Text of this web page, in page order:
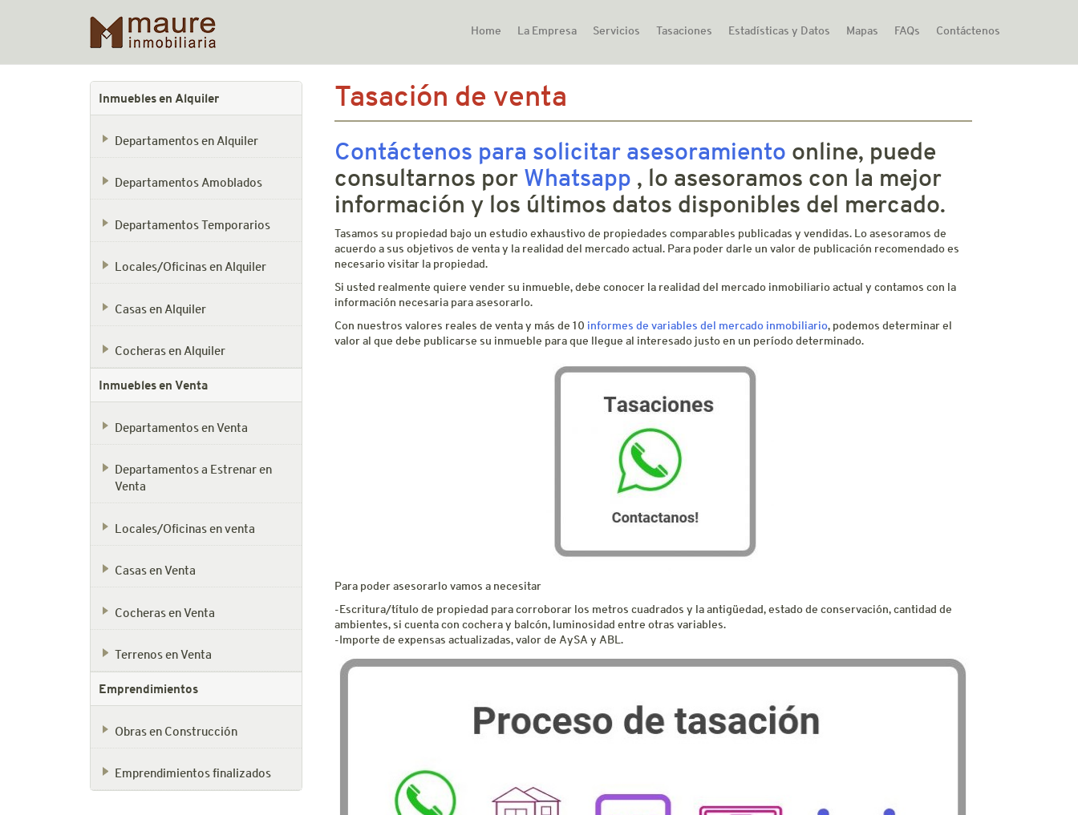
Home La Empresa Servicios Tasaciones Estadísticas y Datos Mapas FAQs Contáctenos
Inmuebles en Alquiler
Departamentos en Alquiler
Departamentos Amoblados
Departamentos Temporarios
Locales/Oficinas en Alquiler
Casas en Alquiler
Cocheras en Alquiler
Inmuebles en Venta
Departamentos en Venta
Departamentos a Estrenar en
Venta
Locales/Oficinas en venta
Casas en Venta
Cocheras en Venta
Terrenos en Venta
Emprendimientos
Obras en Construcción
Emprendimientos finalizados
Tasación de venta
Contáctenos para solicitar asesoramiento online, puede
consultarnos por Whatsapp , lo asesoramos con la mejor
información y los últimos datos disponibles del mercado.
Tasamos su propiedad bajo un estudio exhaustivo de propiedades comparables publicadas y vendidas. Lo asesoramos de
acuerdo a sus objetivos de venta y la realidad del mercado actual. Para poder darle un valor de publicación recomendado es
necesario visitar la propiedad.
Si usted realmente quiere vender su inmueble, debe conocer la realidad del mercado inmobiliario actual y contamos con la
información necesaria para asesorarlo.
Con nuestros valores reales de venta y más de 10 informes de variables del mercado inmobiliario, podemos determinar el
valor al que debe publicarse su inmueble para que llegue al interesado justo en un período determinado.
Para poder asesorarlo vamos a necesitar
-Escritura/título de propiedad para corroborar los metros cuadrados y la antigüedad, estado de conservación, cantidad de
ambientes, si cuenta con cochera y balcón, luminosidad entre otras variables.
-Importe de expensas actualizadas, valor de AySA y ABL.